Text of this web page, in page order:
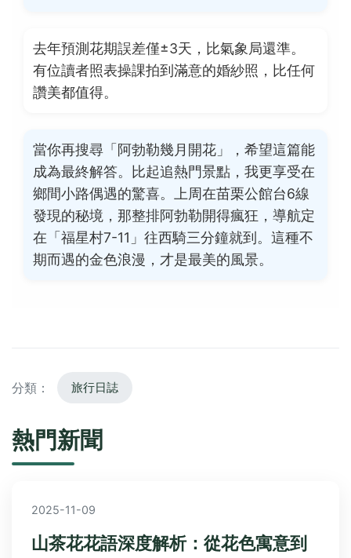
去年預測花期誤差僅±3天，比氣象局還準。
有位讀者照表操課拍到滿意的婚紗照，比任何
讚美都值得。
當你再搜尋「阿勃勒幾月開花」，希望這篇能
成為最終解答。比起追熱門景點，我更享受在
鄉間小路偶遇的驚喜。上周在苗栗公館台6線
發現的秘境，那整排阿勃勒開得瘋狂，導航定
在「福星村7-11」往西騎三分鐘就到。這種不
期而遇的金色浪漫，才是最美的風景。
分類： 旅行日誌
熱門新聞
2025-11-09
山茶花花語深度解析：從花色寓意到